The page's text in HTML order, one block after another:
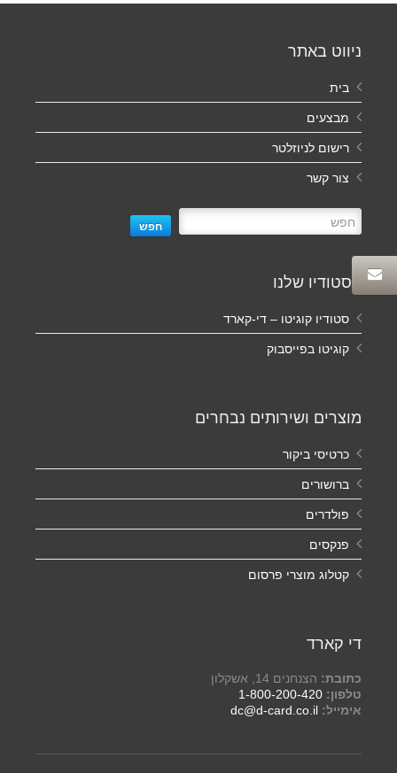
ניווט באתר
בית
מבצעים
רישום לניוזלטר
צור קשר
חפש
הסטודיו שלנו
סטודיו קוגיטו – די-קארד
קוגיטו בפייסבוק
מוצרים ושירותים נבחרים
כרטיסי ביקור
ברושורים
פולדרים
פנקסים
קטלוג מוצרי פרסום
די קארד
כתובת: הצנחנים 14, אשקלון
טלפון: 1-800-200-420
אימייל: dc@d-card.co.il